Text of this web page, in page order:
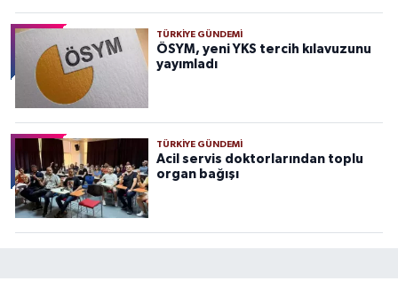
TÜRKIYE GÜNDEMI
ÖSYM, yeni YKS tercih kılavuzunu
yayımladı
TÜRKIYE GÜNDEMI
Acil servis doktorlarından toplu
organ bağışı